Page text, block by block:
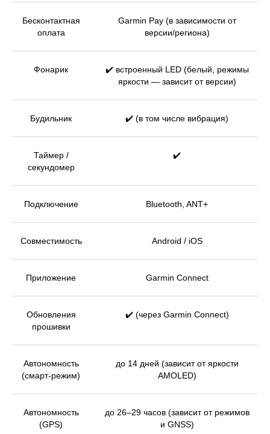
Бесконтактная
оплата
Garmin Pay (в зависимости от
версии/региона)
Фонарик
✔️ встроенный LED (белый, режимы
яркости — зависит от версии)
Будильник ✔️ (в том числе вибрация)
Таймер /
секундомер
✔️
Подключение Bluetooth, ANT+
Совместимость Android / iOS
Приложение Garmin Connect
Обновления
прошивки
✔️ (через Garmin Connect)
Автономность
(смарт-режим)
до 14 дней (зависит от яркости
AMOLED)
Автономность
(GPS)
до 26–29 часов (зависит от режимов
и GNSS)